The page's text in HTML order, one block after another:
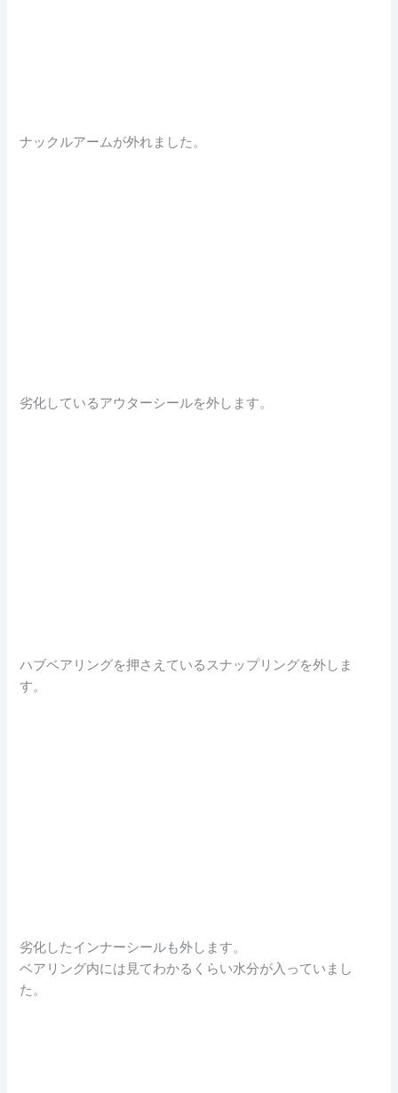
ナックルアームが外れました。
劣化しているアウターシールを外します。
ハブベアリングを押さえているスナップリングを外しま
す。
劣化したインナーシールも外します。
ベアリング内には見てわかるくらい水分が入っていまし
た。